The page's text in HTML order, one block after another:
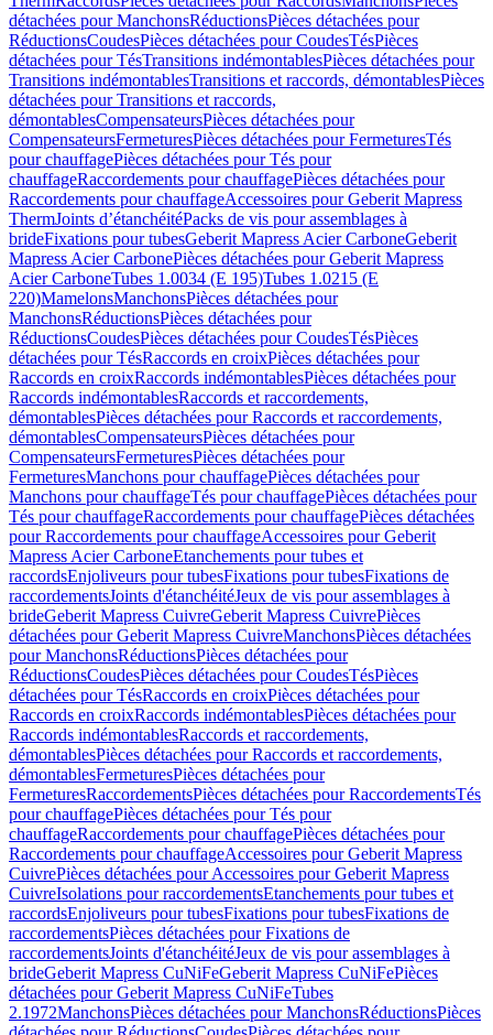
détachées pour ManchonsRéductionsPièces détachées pour
RéductionsCoudesPièces détachées pour CoudesTésPièces
détachées pour TésTransitions indémontablesPièces détachées pour
Transitions indémontablesTransitions et raccords, démontablesPièces
détachées pour Transitions et raccords,
démontablesCompensateursPièces détachées pour
CompensateursFermeturesPièces détachées pour FermeturesTés
pour chauffagePièces détachées pour Tés pour
chauffageRaccordements pour chauffagePièces détachées pour
Raccordements pour chauffageAccessoires pour Geberit Mapress
ThermJoints d’étanchéitéPacks de vis pour assemblages à
brideFixations pour tubesGeberit Mapress Acier CarboneGeberit
Mapress Acier CarbonePièces détachées pour Geberit Mapress
Acier CarboneTubes 1.0034 (E 195)Tubes 1.0215 (E
220)MamelonsManchonsPièces détachées pour
ManchonsRéductionsPièces détachées pour
RéductionsCoudesPièces détachées pour CoudesTésPièces
détachées pour TésRaccords en croixPièces détachées pour
Raccords en croixRaccords indémontablesPièces détachées pour
Raccords indémontablesRaccords et raccordements,
démontablesPièces détachées pour Raccords et raccordements,
démontablesCompensateursPièces détachées pour
CompensateursFermeturesPièces détachées pour
FermeturesManchons pour chauffagePièces détachées pour
Manchons pour chauffageTés pour chauffagePièces détachées pour
Tés pour chauffageRaccordements pour chauffagePièces détachées
pour Raccordements pour chauffageAccessoires pour Geberit
Mapress Acier CarboneEtanchements pour tubes et
raccordsEnjoliveurs pour tubesFixations pour tubesFixations de
raccordementsJoints d'étanchéitéJeux de vis pour assemblages à
brideGeberit Mapress CuivreGeberit Mapress CuivrePièces
détachées pour Geberit Mapress CuivreManchonsPièces détachées
pour ManchonsRéductionsPièces détachées pour
RéductionsCoudesPièces détachées pour CoudesTésPièces
détachées pour TésRaccords en croixPièces détachées pour
Raccords en croixRaccords indémontablesPièces détachées pour
Raccords indémontablesRaccords et raccordements,
démontablesPièces détachées pour Raccords et raccordements,
démontablesFermeturesPièces détachées pour
FermeturesRaccordementsPièces détachées pour RaccordementsTés
pour chauffagePièces détachées pour Tés pour
chauffageRaccordements pour chauffagePièces détachées pour
Raccordements pour chauffageAccessoires pour Geberit Mapress
CuivrePièces détachées pour Accessoires pour Geberit Mapress
CuivreIsolations pour raccordementsEtanchements pour tubes et
raccordsEnjoliveurs pour tubesFixations pour tubesFixations de
raccordementsPièces détachées pour Fixations de
raccordementsJoints d'étanchéitéJeux de vis pour assemblages à
brideGeberit Mapress CuNiFeGeberit Mapress CuNiFePièces
détachées pour Geberit Mapress CuNiFeTubes
2.1972ManchonsPièces détachées pour ManchonsRéductionsPièces